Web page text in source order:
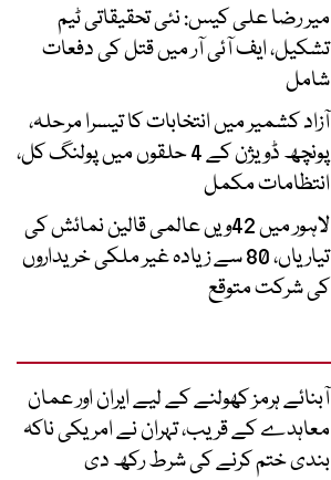
میر رضا علی کیس: نئی تحقیقاتی ٹیم
تشکیل، ایف آئی آر میں قتل کی دفعات
شامل
آزاد کشمیر میں انتخابات کا تیسرا مرحلہ،
پونچھ ڈویژن کے 4 حلقوں میں پولنگ کل،
انتظامات مکمل
لاہور میں 42ویں عالمی قالین نمائش کی
تیاریاں، 80 سے زیادہ غیر ملکی خریداروں
کی شرکت متوقع
آبنائے ہرمز کھولنے کے لیے ایران اور عمان
معاہدے کے قریب، تہران نے امریکی ناکہ
بندی ختم کرنے کی شرط رکھ دی